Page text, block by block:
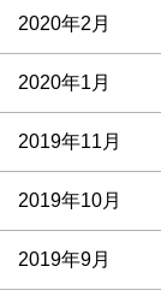
2020年2月
2020年1月
2019年11月
2019年10月
2019年9月